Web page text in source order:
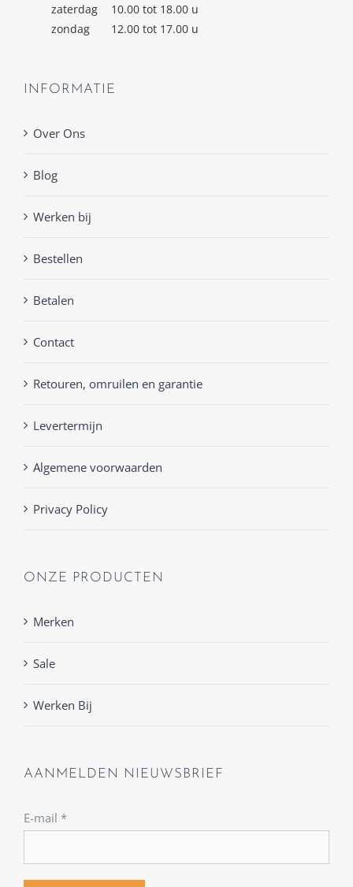
zaterdag
10.00 tot 18.00 u
zondag
12.00 tot 17.00 u
INFORMATIE
Over Ons
Blog
Werken bij
Bestellen
Betalen
Contact
Retouren, omruilen en garantie
Levertermijn
Algemene voorwaarden
Privacy Policy
ONZE PRODUCTEN
Merken
Sale
Werken Bij
AANMELDEN NIEUWSBRIEF
E-mail *